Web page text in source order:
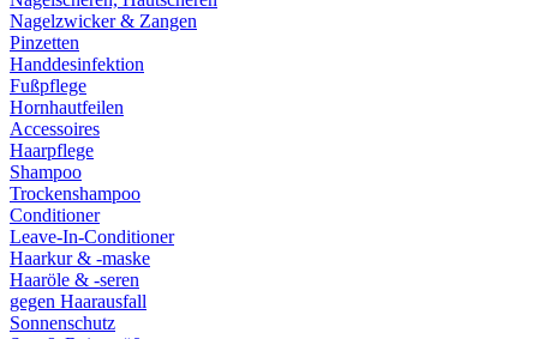
Nagelzwicker & Zangen
Pinzetten
Handdesinfektion
Fußpflege
Hornhautfeilen
Accessoires
Haarpflege
Shampoo
Trockenshampoo
Conditioner
Leave-In-Conditioner
Haarkur & -maske
Haaröle & -seren
gegen Haarausfall
Sonnenschutz